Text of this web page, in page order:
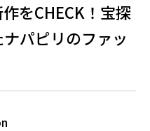
をCHECK！宝探
パピリのファッ